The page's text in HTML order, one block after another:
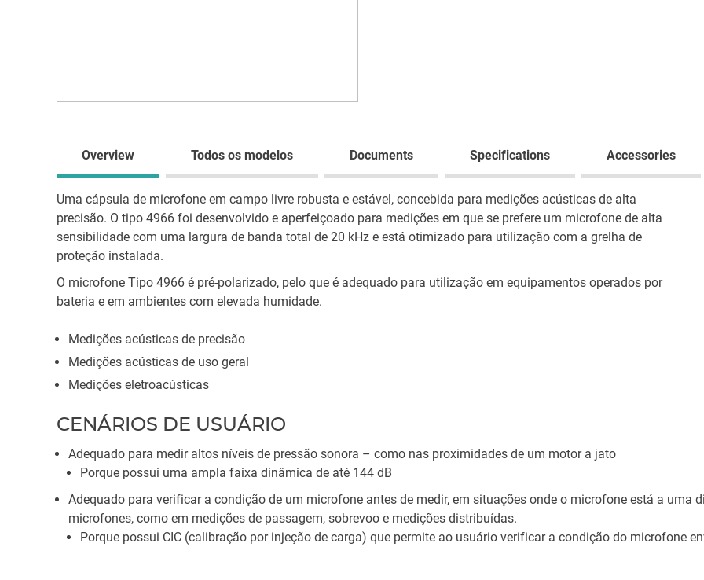
Overview Todos os modelos Documents Specifications Accessories
Uma cápsula de microfone em campo livre robusta e estável, concebida para medições acústicas de alta
precisão. O tipo 4966 foi desenvolvido e aperfeiçoado para medições em que se prefere um microfone de alta
sensibilidade com uma largura de banda total de 20 kHz e está otimizado para utilização com a grelha de
proteção instalada.
O microfone Tipo 4966 é pré-polarizado, pelo que é adequado para utilização em equipamentos operados por
bateria e em ambientes com elevada humidade.
Medições acústicas de precisão
Medições acústicas de uso geral
Medições eletroacústicas
CENÁRIOS DE USUÁRIO
Adequado para medir altos níveis de pressão sonora – como nas proximidades de um motor a jato
Porque possui uma ampla faixa dinâmica de até 144 dB
Adequado para verificar a condição de um microfone antes de medir, em situações onde o microfone está a uma
microfones, como em medições de passagem, sobrevoo e medições distribuídas.
Porque possui CIC (calibração por injeção de carga) que permite ao usuário verificar a condição do microfone